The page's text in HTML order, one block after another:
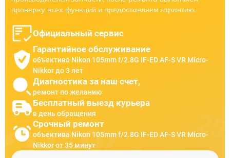
проверку всех функций и предоставляем гарантию.
Официальный сервис
Гарантийное обслуживание
объектива Nikon 105mm f/2.8G IF-ED AF-S VR Micro-
Nikkor до 3 лет
Диагностика за наш счет,
ремонт по желанию
Бесплатный выезд курьера
в день обращения
Срочный ремонт
объектива Nikon 105mm f/2.8G IF-ED AF-S VR Micro-
Nikkor от 35 минут